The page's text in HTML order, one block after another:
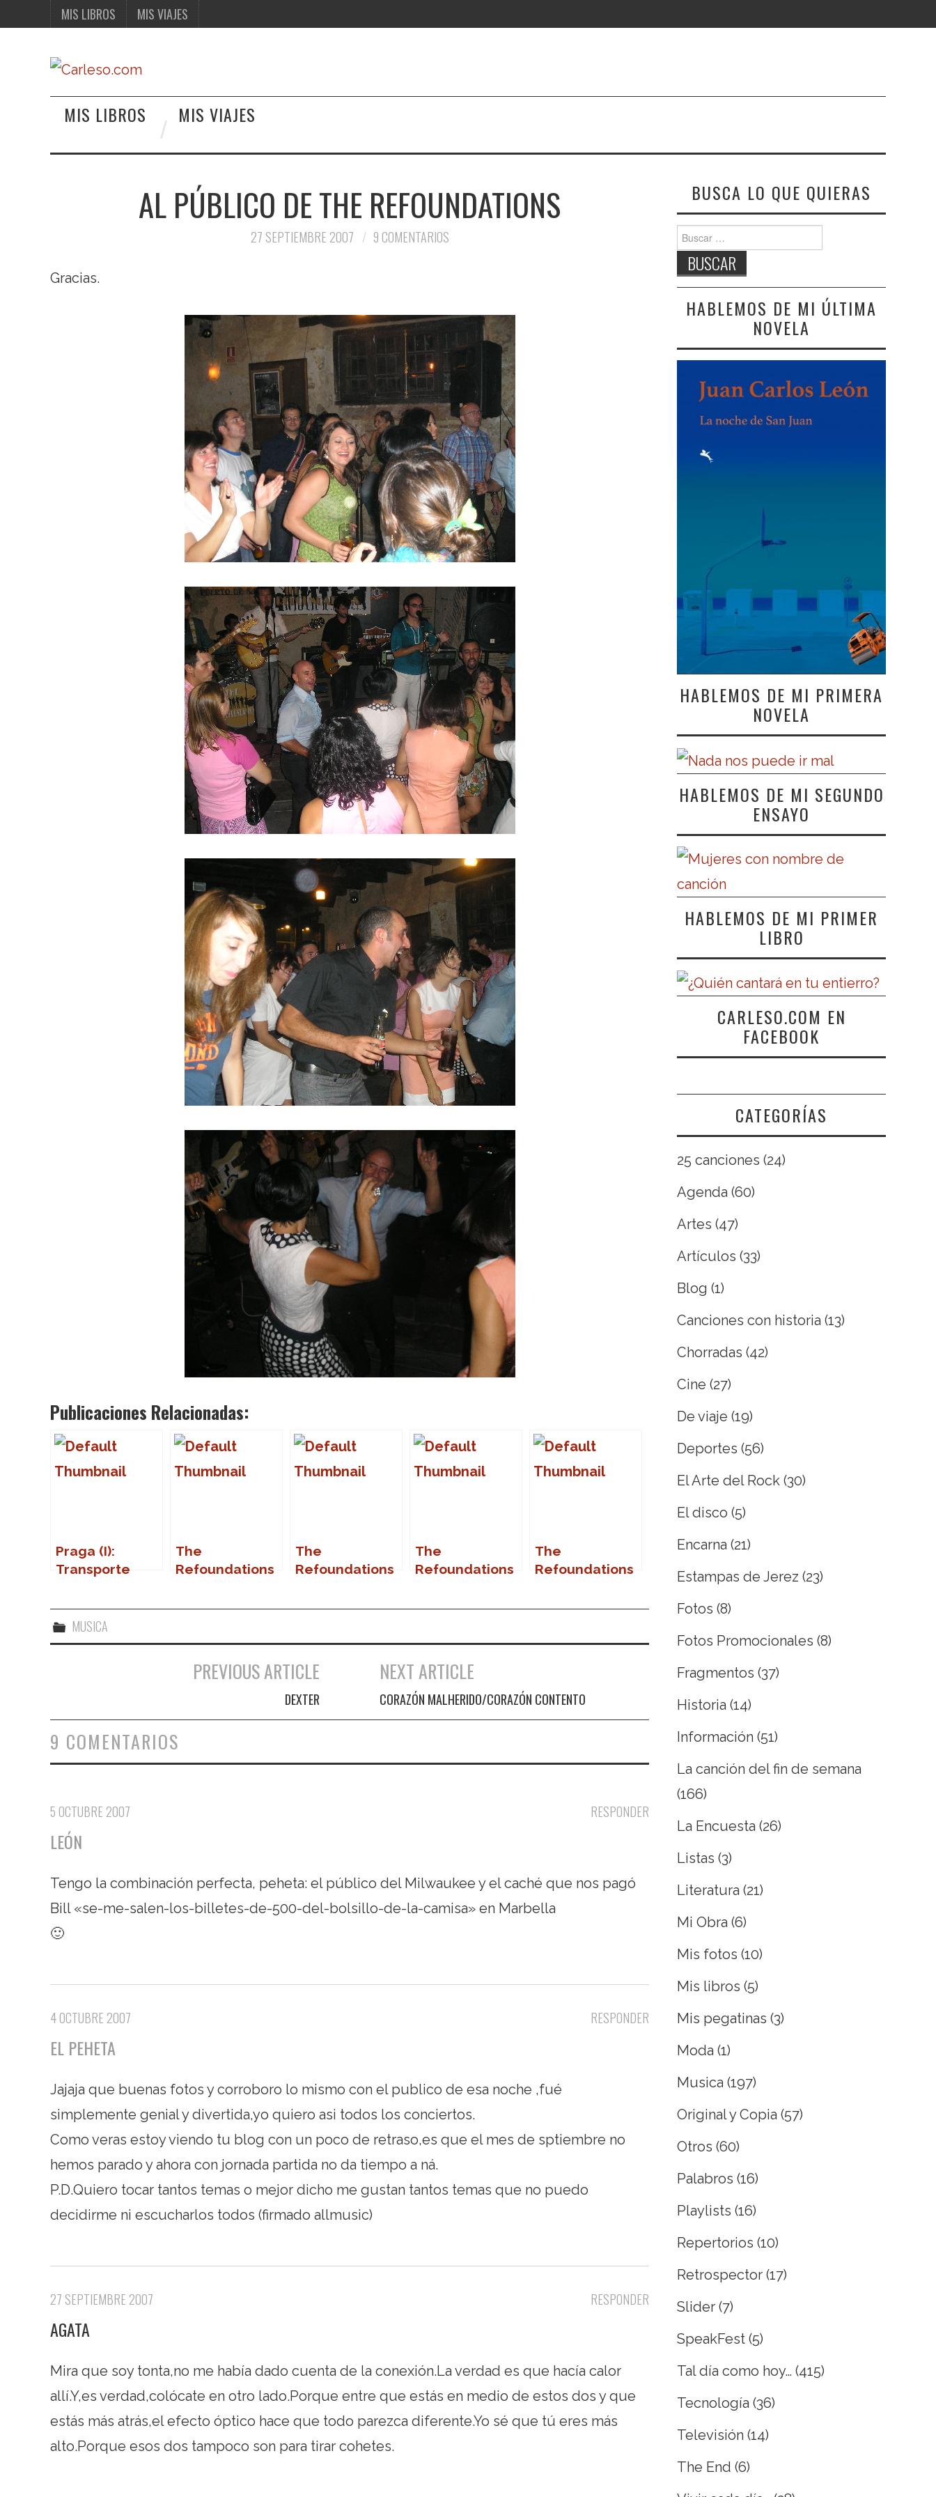
MIS LIBROS MIS VIAJES
MIS LIBROS MIS VIAJES
AL PÚBLICO DE THE REFOUNDATIONS
27 SEPTIEMBRE 2007 9 COMENTARIOS
Gracias.
Publicaciones Relacionadas:
Praga (I):
Transporte
The
Refoundations
The
Refoundations
The
Refoundations
The
Refoundations
Santa María
MUSICA
Navegación de entradas
PREVIOUS ARTICLE
DEXTER
NEXT ARTICLE
CORAZÓN MALHERIDO/CORAZÓN CONTENTO
9 COMENTARIOS
RESPONDER
5 OCTUBRE 2007
LEÓN
Tengo la combinación perfecta, peheta: el público del Milwaukee y el caché que nos pagó
Bill «se-me-salen-los-billetes-de-500-del-bolsillo-de-la-camisa» en Marbella
🙂
RESPONDER
4 OCTUBRE 2007
EL PEHETA
Jajaja que buenas fotos y corroboro lo mismo con el publico de esa noche ,fué
simplemente genial y divertida,yo quiero asi todos los conciertos.
Como veras estoy viendo tu blog con un poco de retraso,es que el mes de sptiembre no
hemos parado y ahora con jornada partida no da tiempo a ná.
P.D.Quiero tocar tantos temas o mejor dicho me gustan tantos temas que no puedo
decidirme ni escucharlos todos (firmado allmusic)
RESPONDER
27 SEPTIEMBRE 2007
AGATA
Mira que soy tonta,no me había dado cuenta de la conexión.La verdad es que hacía calor
allí.Y,es verdad,colócate en otro lado.Porque entre que estás en medio de estos dos y que
estás más atrás,el efecto óptico hace que todo parezca diferente.Yo sé que tú eres más
alto.Porque esos dos tampoco son para tirar cohetes.
BUSCA LO QUE QUIERAS
Buscar:
HABLEMOS DE MI ÚLTIMA
NOVELA
HABLEMOS DE MI PRIMERA
NOVELA
HABLEMOS DE MI SEGUNDO
ENSAYO
HABLEMOS DE MI PRIMER
LIBRO
CARLESO.COM EN
FACEBOOK
CATEGORÍAS
25 canciones (24)
Agenda (60)
Artes (47)
Artículos (33)
Blog (1)
Canciones con historia (13)
Chorradas (42)
Cine (27)
De viaje (19)
Deportes (56)
El Arte del Rock (30)
El disco (5)
Encarna (21)
Estampas de Jerez (23)
Fotos (8)
Fotos Promocionales (8)
Fragmentos (37)
Historia (14)
Información (51)
La canción del fin de semana
(166)
La Encuesta (26)
Listas (3)
Literatura (21)
Mi Obra (6)
Mis fotos (10)
Mis libros (5)
Mis pegatinas (3)
Moda (1)
Musica (197)
Original y Copia (57)
Otros (60)
Palabros (16)
Playlists (16)
Repertorios (10)
Retrospector (17)
Slider (7)
SpeakFest (5)
Tal día como hoy… (415)
Tecnología (36)
Televisión (14)
The End (6)